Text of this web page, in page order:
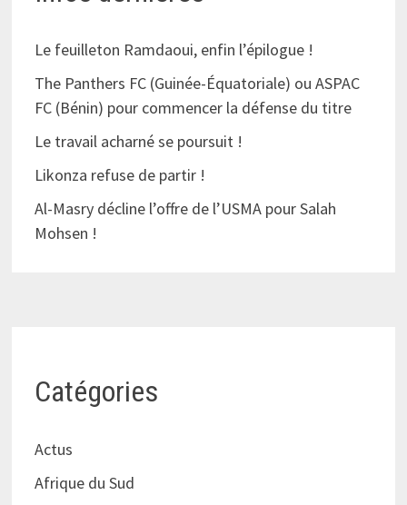
Le feuilleton Ramdaoui, enfin l’épilogue !
The Panthers FC (Guinée-Équatoriale) ou ASPAC
FC (Bénin) pour commencer la défense du titre
Le travail acharné se poursuit !
Likonza refuse de partir !
Al-Masry décline l’offre de l’USMA pour Salah
Mohsen !
Catégories
Actus
Afrique du Sud